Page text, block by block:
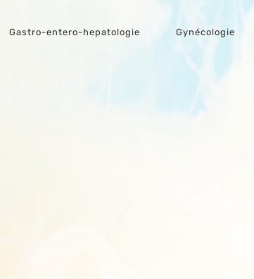
Gastro-entero-hepatologie Gynécologie